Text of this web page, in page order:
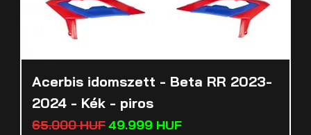
Acerbis idomszett - Beta RR 2023-
2024 - Kék - piros
Standardpreis
65.000 HUFSale-Preis
49.999 HUF